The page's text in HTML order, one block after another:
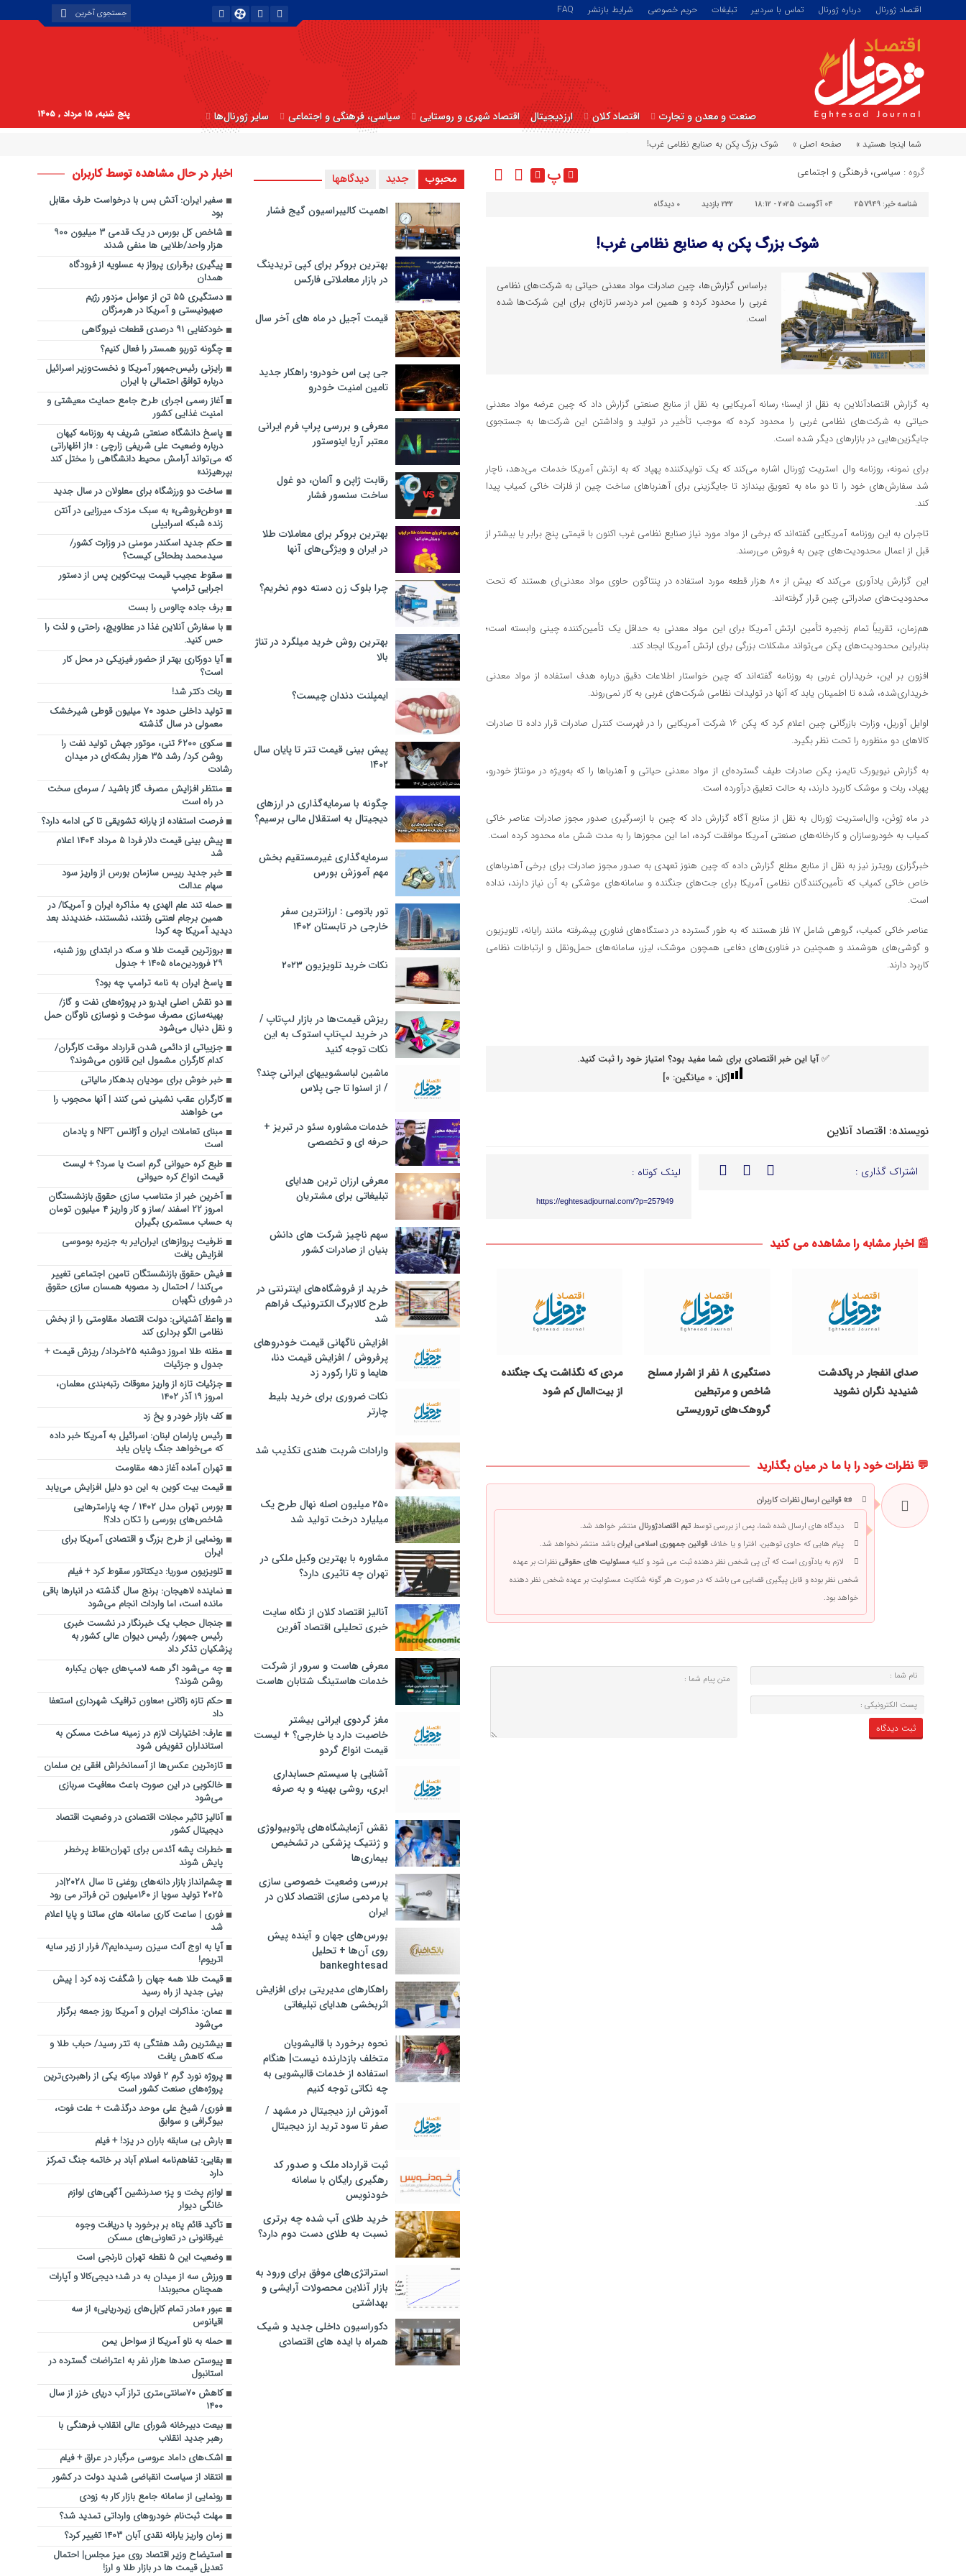
اقتصاد ژورنال درباره ژورنال تماس با سردبیر تبلیغات حریم خصوصی شرایط بازنشر FAQ
صنعت و معدن و تجارت اقتصاد کلان ارزدیجیتال اقتصاد شهری و روستایی سیاسی، فرهنگی و اجتماعی سایر ژورنال‌ها پنج شنبه, ۱۵ مرداد , ۱۴۰۵
شما اینجا هستید » صفحه اصلی » شوک بزرگ پکن به صنایع نظامی غرب!
گروه : سیاسی، فرهنگی و اجتماعی پ
شناسه خبر: 257949 04 آگوست 2025 - 18:12 232 بازدید ۰ دیدگاه
شوک بزرگ پکن به صنایع نظامی غرب!
براساس گزارش‌ها، چین صادرات مواد معدنی حیاتی به شرکت‌های نظامی
غربی را محدود کرده و همین امر دردسر تازه‌ای برای این شرکت‌ها شده
است.
به گزارش اقتصادآنلاین به نقل از ایسنا؛ رسانه آمریکایی به نقل از منابع صنعتی گزارش داد که چین عرضه مواد معدنی
حیاتی به شرکت‌های نظامی غربی را محدود کرده که موجب تأخیر در تولید و واداشتن این شرکت‌ها به جستجوی
جایگزین‌هایی در بازار‌های دیگر شده است.
برای نمونه، روزنامه وال استریت ژورنال اشاره می‌کند که یک تولیدکننده پهپاد که به ارتش آمریکا خدمات می‌دهد، ناچار
شد سفارش‌های خود را تا دو ماه به تعویق بیندازد تا جایگزینی برای آهنربا‌های ساخت چین از فلزات خاکی کمیاب پیدا
کند.
تاجران به این روزنامه آمریکایی گفته‌اند که برخی از مواد مورد نیاز صنایع نظامی غرب اکنون با قیمتی پنج برابر یا بیشتر از
قبل از اعمال محدودیت‌های چین به فروش می‌رسند.
این گزارش یادآوری می‌کند که بیش از ۸۰ هزار قطعه مورد استفاده در پنتاگون حاوی مواد معدنی‌ای هستند که تحت
محدودیت‌های صادراتی چین قرار گرفته‌اند.
هم‌زمان، تقریباً تمام زنجیره تأمین ارتش آمریکا برای این مواد معدنی به حداقل یک تأمین‌کننده چینی وابسته است؛
بنابراین محدودیت‌های پکن می‌تواند مشکلات بزرگی برای ارتش آمریکا ایجاد کند.
افزون بر این، خریداران غربی به روزنامه گفته‌اند که چین خواستار اطلاعات دقیق درباره هدف استفاده از مواد معدنی
خریداری‌شده، شده تا اطمینان یابد که آنها در تولیدات نظامی شرکت‌های غربی به کار نمی‌روند.
اوایل آوریل، وزارت بازرگانی چین اعلام کرد که پکن ۱۶ شرکت آمریکایی را در فهرست کنترل صادرات قرار داده تا صادرات
کالا‌های دو منظوره را تحت نظر بگیرد.
به گزارش نیویورک تایمز، پکن صادرات طیف گسترده‌ای از مواد معدنی حیاتی و آهنربا‌ها را که به‌ویژه در مونتاژ خودرو،
پهپاد، ربات و موشک کاربرد دارند، به حالت تعلیق درآورده است.
در ماه ژوئن، وال‌استریت ژورنال به نقل از منابع آگاه گزارش داد که چین با ازسرگیری صدور مجوز صادرات عناصر خاکی
کمیاب به خودروسازان و کارخانه‌های صنعتی آمریکا موافقت کرده، اما این مجوز‌ها را به مدت شش ماه محدود کرده است.
خبرگزاری رویترز نیز به نقل از منابع مطلع گزارش داده که چین هنوز تعهدی به صدور مجوز صادرات برای برخی آهنربا‌های
خاص خاکی کمیاب که تأمین‌کنندگان نظامی آمریکا برای جت‌های جنگنده و سامانه‌های موشکی به آن نیاز دارند، نداده
است.
عناصر خاکی کمیاب، گروهی شامل ۱۷ فلز هستند که به طور گسترده در دستگاه‌های فناوری پیشرفته مانند رایانه، تلویزیون
و گوشی‌های هوشمند و همچنین در فناوری‌های دفاعی همچون موشک، لیزر، سامانه‌های حمل‌ونقل و ارتباطات نظامی
کاربرد دارند.
✅ آیا این خبر اقتصادی برای شما مفید بود؟ امتیاز خود را ثبت کنید.
[کل: 0 میانگین: 0
]
نویسنده: اقتصاد آنلاین
اشتراک گذاری : لینک کوتاه :
https://eghtesadjournal.com/?p=257949
📰 اخبار مشابه را مشاهده می کنید
صدای انفجار در پاکدشت
شنیدید نگران نشوید
دستگیری ۸ نفر از اشرار مسلح
شاخص و مرتبطین
گروهک‌های تروریستی
مردی که نگذاشت یک جنگنده
از بیت‌المال کم شود
💬 نظرات خود را با ما در میان بگذارید
📜 قوانین ارسال نظرات کاربران
دیدگاه های ارسال شده شما، پس از بررسی توسط تیم اقتصادژورنال منتشر خواهد شد.
پیام هایی که حاوی توهین، افترا و یا خلاف قوانین جمهوری اسلامی ایرانباشد منتشر نخواهد شد.
لازم به یادآوری است که آی پی شخص نظر دهنده ثبت می شود و کلیه مسئولیت های حقوقینظرات بر عهده
شخص نظر بوده و قابل پیگیری قضایی می باشد که در صورت هر گونه شکایت مسئولیت بر عهده شخص نظر دهنده
خواهد بود.
محبوب جدید دیدگاهها
اهمیت کالیبراسیون گیج فشار
بهترین بروکر برای کپی‌ تریدینگ
در بازار معاملاتی فارکس
قیمت آجیل در ماه های آخر سال
جی پی اس خودرو؛ راهکار جدید
تامین امنیت خودرو
معرفی و بررسی پراپ فرم ایرانی
معتبر آریا اینوستور
رقابت ژاپن و آلمان، دو غول
ساخت سنسور فشار
بهترین بروکر برای معاملات طلا
در ایران و ویژگی‌های آنها
چرا بلوک زن دسته دوم نخریم؟
بهترین روش خرید میلگرد در تناژ
بالا
ایمپلنت دندان چیست؟
پیش بینی قیمت تتر تا پایان سال
۱۴۰۲
چگونه با سرمایه‌گذاری در ارزهای
دیجیتال به استقلال مالی برسیم؟
سرمایه‌گذاری غیرمستقیم بخش
مهم آموزش بورس
تور باتومی : ارزانترین سفر
خارجی در تابستان ۱۴۰۲
نکات خرید تلویزیون ۲۰۲۳
ریزش قیمت‌ها در بازار لپ‌تاپ /
در خرید لپ‌تاپ استوک به این
نکات توجه کنید
ماشین لباسشویی‎های ایرانی چند؟
/ از اسنوا تا جی پلاس
خدمات مشاوره سئو در تبریز +
حرفه ای و تخصصی
معرفی ارزان ترین هدایای
تبلیغاتی برای مشتریان
سهم ناچیز شرکت های دانش
بنیان از صادرات کشور
خرید از فروشگاه‌های اینترنتی در
طرح کالابرگ الکترونیک فراهم
شد
افزایش ناگهانی قیمت خودروهای
پرفروش / افزایش قیمت دنا،
هایما و تارا رکورد زد
نکات ضروری برای خرید بلیط
چارتر
وارادات شربت هندی تکذیب شد
۲۵۰ میلیون اصله نهال طرح یک
میلیارد درخت تولید شد
مشاوره با بهترین وکیل ملکی در
تهران چه تاثیری دارد؟
آنالیز اقتصاد کلان از نگاه سایت
خبری تحلیلی اقتصاد آفرین
معرفی هاست و سرور از شرکت
خدمات هاستینگ شتابان هاست
مغز گردوی ایرانی بیشتر
خاصیت دارد یا خارجی؟ + لیست
قیمت انواع گردو
آشنایی با سیستم حسابداری
ابری، روشی بهینه و به صرفه
نقش آزمایشگاه‌های پاتوبیولوژی
و ژنتیک پزشکی در تشخیص
بیماری‌ها
بررسی وضعیت خصوصی سازی
یا مردمی سازی اقتصاد کلان در
ایران
بورس‌های جهان و آینده پیش
روی آن‌ها + تحلیل
bankeghtesad
راهکارهای مدیریتی برای افزایش
اثربخشی هدایای تبلیغاتی
نحوه برخورد با قالیشویان
متخلف بازدارنده نیست| هنگام
استفاده از خدمات قالیشویی به
چه نکاتی توجه کنیم
آموزش ارز دیجیتال در مشهد /
صفر تا سود ترید ارز دیجیتال
ثبت قرارداد ملک و صدور کد
رهگیری رایگان با سامانه
خودنویس
خرید طلای آب شده چه برتری
نسبت به طلای دست دوم دارد؟
استراتژی‌های موفق برای ورود به
بازار آنلاین محصولات آرایشی و
بهداشتی
دکوراسیون داخلی جدید و شیک
همراه با ایده های اقتصادی
اخبار در حال مشاهده توسط کاربران
سفیر ایران: آتش بس با درخواست طرف مقابل
بود
شاخص کل بورس در یک قدمی ۳ میلیون ۹۰۰
هزار واحد/طلایی ها منفی شدند
پیگیری برقراری پرواز به عسلویه از فرودگاه
همدان
دستگیری ۵۵ تن از عوامل مزدور رژیم
صهیونیستی و آمریکا در هرمزگان
خودکفایی ۹۱ درصدی قطعات نیروگاهی
چگونه توربو همستر را فعال کنیم؟
رایزنی رئیس‌جمهور آمریکا و نخست‌وزیر اسرائیل
درباره توافق احتمالی با ایران
آغاز رسمی اجرای طرح جامع حمایت معیشتی و
امنیت غذایی کشور
پاسخ دانشگاه صنعتی شریف به روزنامه کیهان
درباره وضعیت علی شریفی زارچی : «از اظهاراتی
که می‌تواند آرامش محیط دانشگاهی را مختل کند
بپرهیزند»
ساخت دو ورزشگاه برای معلولان در سال جدید
«وطن‌فروشی» به سبک مزدک میرزایی در آنتن
زنده شبکه اسراییلی
حکم جدید اسکندر مومنی در وزارت کشور/
سیدمحمد بطحائی کیست؟
سقوط عجیب قیمت بیت‌کوین پس از دستور
اجرایی ترامپ
برف جاده چالوس را بست
با سفارش آنلاین غذا در عطاویچ، راحتی و لذت را
حس کنید.
آیا دورکاری بهتر از حضور فیزیکی در محل کار
است؟
ربات دکتر شد!
تولید داخلی حدود ۷۰ میلیون قوطی شیرخشک
معمولی در سال گذشته
سکوی ۶۲۰۰ تنی، موتور جهش تولید نفت را
روشن کرد/ رشد ۳۵ هزار بشکه‌ای در میدان
رشادت
منتظر افزایش مصرف گاز باشید / سرمای سخت
در راه است
فرصت استفاده از یارانه تشویقی تا کی ادامه دارد؟
پیش بینی قیمت دلار فردا ۵ مرداد ۱۴۰۴ اعلام
شد
خبر جدید رییس سازمان بورس از واریز سود
سهام عدالت
حمله تند علم الهدی به مذاکره ایران و آمریکا/ در
همین برجام لعنتی رفتند، نشستند، خندیدند بعد
دیدید آمریکا چه کرد!
بروزترین قیمت طلا و سکه در ابتدای روز شنبه،
۲۹ فروردین‌ماه ۱۴۰۵ + جدول
پاسخ ایران به نامه ترامپ چه بود؟
دو نقش اصلی ایدرو در پروژه‌های نفت و گاز/
بهینه‌سازی مصرف سوخت و نوسازی ناوگان حمل
و نقل دنبال می‌شود
جزییاتی از دائمی شدن قرارداد موقت کارگران/
کدام کارگران مشمول این قانون می‌شوند؟
خبر خوش برای مودیان بدهکار مالیاتی
کارگران عقب نشینی نمی کنند | آنها محجوب را
می خواهند
مبنای تعاملات ایران و آژانس NPT و پادمان
است
طبع کره حیوانی گرم است یا سرد؟ + لیست
قیمت انواع کره حیوانی
آخرین خبر از متناسب سازی حقوق بازنشستگان
امروز ۲۲ اسفند /ساز و کار واریز ۴ میلیون تومان
به حساب مستمری بگیران
ظرفیت پروازهای ایران‌ایر به جزیره بوموسی
افزایش یافت
فیش حقوق بازنشستگان تامین اجتماعی تغییر
می‌کند! / احتمال رد مصوبه همسان سازی حقوق
در شورای نگهبان
واعظ آشتیانی: دولت اقتصاد مقاومتی را از بخش
نظامی الگو برداری کند
مظنه طلا امروز دوشنبه ۲۵خرداد/ ریزش قیمت +
جدول و جزئیات
جزئیات تازه از واریز معوقات رتبه‌بندی معلمان،
امروز ۱۹ آذر ۱۴۰۲
کف بازار خودر و یخ زد
رئیس پارلمان لبنان: اسرائیل به آمریکا خبر داده
که می‌خواهد جنگ پایان یابد
تهران آماده آغاز دهه مقاومت
قیمت بیت کوین به این دو دلیل افزایش می‌یابد
بورس تهران مدل ۱۴۰۲ / چه پارامترهایی
شاخص‌های بورسی را تکان داد؟!
رونمایی از طرح بزرگ و اقتصادی آمریکا برای
ایران
تلویزیون سوریا: دیکتاتور سقوط کرد + فیلم
نماینده لاهیجان: برنج سال گذشته در انبارها باقی
مانده است، اما واردات انجام می‌شود
جنجال حجاب یک خبرنگار در نشست خبری
رئیس جمهور/ رئیس دیوان عالی کشور به
پزشکیان تذکر داد
چه می‌شود اگر همه لامپ‌های جهان یکباره
روشن شوند؟
حکم تازه زاکانی ؛معاون ترافیک شهرداری استعفا
داد
عارف: اختیارات لازم در زمینه ساخت مسکن به
استانداران تفویض شود
تازه‌ترین عکس‌ها از آسمانخراش افقی بن سلمان
خالکوبی در این صورت باعث معافیت سربازی
می‌شود
آنالیز تاثیر مجلات اقتصادی در وضعیت اقتصاد
دیجیتال کشور
خطرات پشه آئدس برای تهران؛نقاط پرخطر
پایش شوند
چشم‌انداز بازار دانه‌های روغنی تا سال ۲۰۲۸|در
۲۰۲۵ تولید سویا از ۱۶۰میلیون تن فراتر می رود
فوری | ساعت کاری سامانه های ساتنا و پایا اعلام
شد
آیا به اوج آلت‌ سیزن رسیده‌ایم؟/ فرار از زیر سایه
اتریوم!
قیمت طلا همه جهان را شگفت زده کرد | پیش
بینی جدید از راه رسید
عمان: مذاکرات ایران و آمریکا روز جمعه برگزار
می‌شود
بیشترین رشد هفتگی به تتر رسید/ حباب طلا و
سکه کاهش یافت
پروژه نورد گرم ۲ فولاد مبارکه یکی از راهبردی‌ترین
پروژه‌های صنعت کشور است
فوری/ شیخ علی موحد درگذشت + علت فوت،
بیوگرافی و سوابق
بارش بی سابقه باران در یزد! + فیلم
بقایی: تفاهم‌نامه اسلام آباد بر خاتمه جنگ تمرکز
دارد
لوازم پخت‌ و پز؛ صدرنشین آگهی‌های لوازم
خانگی دیوار
تأکید قائم پناه بر برخورد با دریافت وجوه
غیرقانونی در تعاونی‌های مسکن
وضعیت این ۵ نقطه تهران نارنجی است
ورزش سه از میدان به در شد؛ دیجی‌کالا و آپارات
همچنان محبوبند!
عبور «مادر تمام کابل‌های زیردریایی» از سه
اقیانوس
حمله به ناو آمریکا از سواحل یمن
پیوستن صدها هزار نفر به اعتراضات گسترده در
استانبول
کاهش ۷۰سانتی‌متری تراز آب دریای خزر از سال
۱۴۰۰
بیعت دبیرخانه شورای عالی انقلاب فرهنگی با
رهبر جدید انقلاب
اشک‌های داماد عروسی مرگبار در عراق + فیلم
انتقاد از سیاست انقباضی شدید دولت در کشور
رونمایی از سامانه جامع بازار کار به زودی
مهلت ثبت‌نام خودروهای وارداتی تمدید شد؟
زمان واریز یارانه نقدی آبان ۱۴۰۳ تغییر کرد؟
استیضاح وزیر اقتصاد روی میز مجلس| احتمال
تعدیل قیمت ها در بازار طلا و ارز!